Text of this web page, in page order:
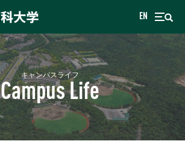
EN
キャンパスライフ
Campus Life